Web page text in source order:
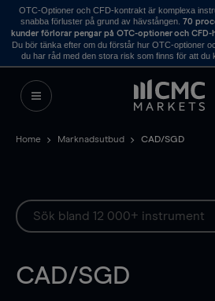
OTC-Optioner och CFD-kontrakt är komplexa
snabba förluster på grund av hävstången. 70
kunder förlorar pengar på OTC-optioner och CFD-
Du bör tänka efter om du förstår hur OTC-optioner
du har råd med den stora risk som finns för att du
Home Marknadsutbud CAD/SGD
CAD/SGD